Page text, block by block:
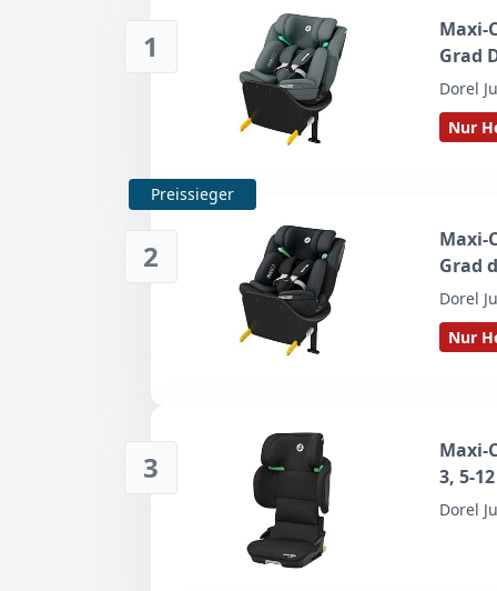
1
Maxi-
Grad
Dorel
Nur
2
Preissieger
Maxi-
Grad
Tonal
Dorel
Nur
3
Maxi-
3, 5-
Dorel